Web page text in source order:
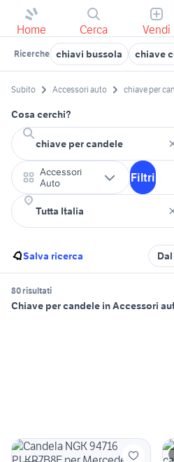
Home Cerca Vendi
Ricerche chiavi bussola chiave
Subito Accessori auto chiave per
Cosa cerchi?
Accessori
Auto
Filtri
Salva ricerca
80 risultati
Chiave per candele in Accessori